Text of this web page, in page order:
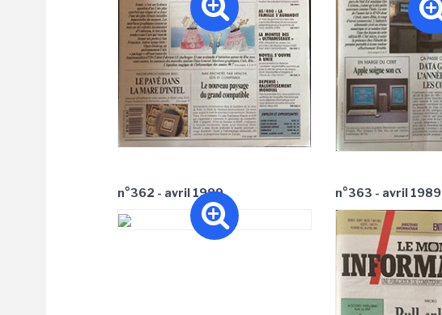
n°362 - avril 1989 n°363 - avril 1989